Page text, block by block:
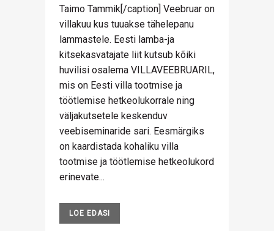
Taimo Tammik[/caption] Veebruar on
villakuu kus tuuakse tähelepanu
lammastele. Eesti lamba-ja
kitsekasvatajate liit kutsub kõiki
huvilisi osalema VILLAVEEBRUARIL,
mis on Eesti villa tootmise ja
töötlemise hetkeolukorrale ning
väljakutsetele keskenduv
veebiseminaride sari. Eesmärgiks
on kaardistada kohaliku villa
tootmise ja töötlemise hetkeolukord
erinevate...
LOE EDASI